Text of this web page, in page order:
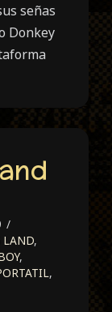
señas
Donkey
LAND,
,
,